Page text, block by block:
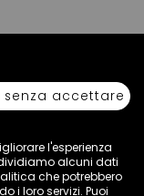
È vietata la riproduzione
• N° REA LT -
senza accettare
l'esperienza
alcuni dati
che potrebbero
i loro servizi. Puoi